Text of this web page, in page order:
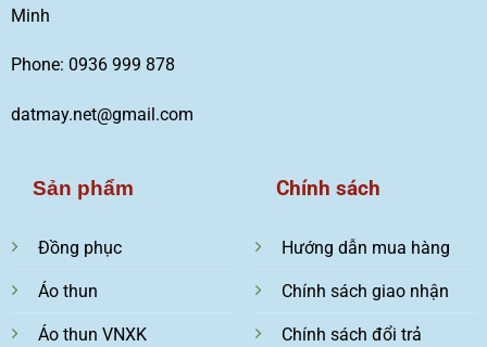
Minh
Phone: 0936 999 878
datmay.net@gmail.com
Sản phẩm
Đồng phục
Áo thun
Áo thun VNXK
Chính sách
Hướng dẫn mua hàng
Chính sách giao nhận
Chính sách đổi trả